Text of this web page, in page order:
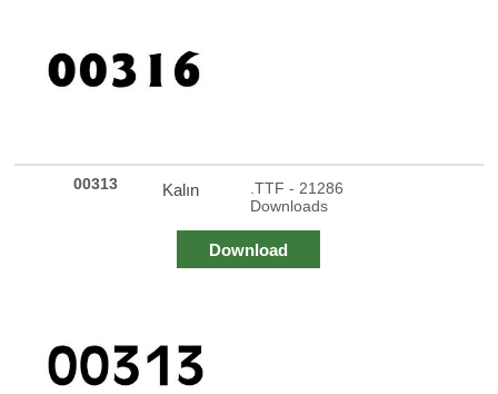
00313 Kalın
.TTF - 21286
Downloads
Download